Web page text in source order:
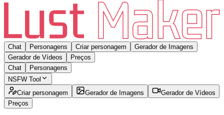
Chat Personagens Criar personagem
Gerador de Imagens
Gerador de Vídeos
Preços
Chat
Personagens
NSFW Tool
Criar personagem
Gerador de Imagens
Gerador de Vídeos
Preços